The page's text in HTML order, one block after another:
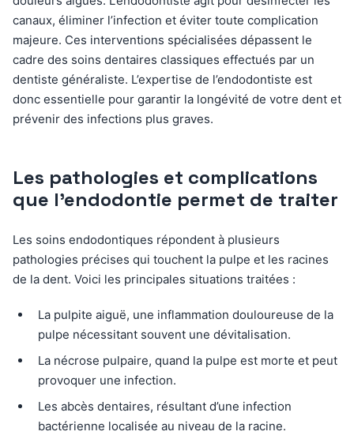
canaux, éliminer l’infection et éviter toute complication
majeure. Ces interventions spécialisées dépassent le
cadre des soins dentaires classiques effectués par un
dentiste généraliste. L’expertise de l’endodontiste est
donc essentielle pour garantir la longévité de votre dent et
prévenir des infections plus graves.
Les pathologies et complications
que l’endodontie permet de traiter
Les soins endodontiques répondent à plusieurs
pathologies précises qui touchent la pulpe et les racines
de la dent. Voici les principales situations traitées :
La pulpite aiguë, une inflammation douloureuse de la
pulpe nécessitant souvent une dévitalisation.
La nécrose pulpaire, quand la pulpe est morte et peut
provoquer une infection.
Les abcès dentaires, résultant d’une infection
bactérienne localisée au niveau de la racine.